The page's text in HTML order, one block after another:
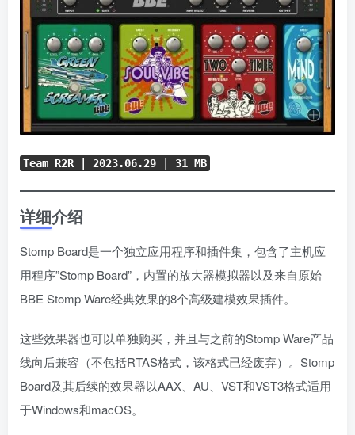
Team R2R | 2023.06.29 | 31 MB
详细介绍
Stomp Board是一个独立应用程序和插件集，包含了主机应
用程序”Stomp Board”，内置的放大器模拟器以及来自原始
BBE Stomp Ware经典效果的8个高级建模效果插件。
这些效果器也可以单独购买，并且与之前的Stomp Ware产品
线向后兼容（不包括RTAS格式，该格式已经废弃）。Stomp
Board及其后续的效果器以AAX、AU、VST和VST3格式适用
于Windows和macOS。